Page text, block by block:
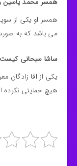
همسر محمد یاسین
همسر او یکی از سوپر
می باشد که به
ساشا سبحانی
یکی از اقا زادگان
هیچ حمایتی